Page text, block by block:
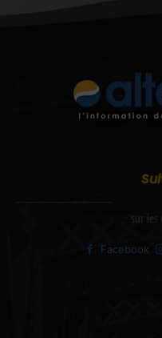
sur les
Facebook